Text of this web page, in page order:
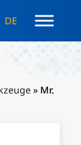
DE
» Mr.